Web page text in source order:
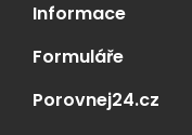
Informace
Formuláře
Porovnej24.cz